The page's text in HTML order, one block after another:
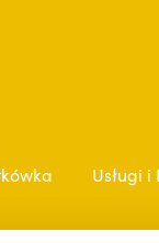
Usługi